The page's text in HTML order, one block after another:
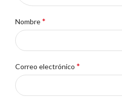
Nombre*
Correo electrónico *